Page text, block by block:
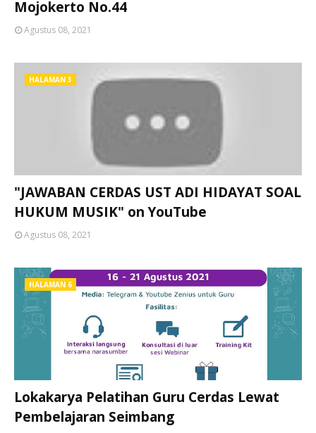
Mojokerto No.44
Agustus 08, 2021
HALAMAN 3
"JAWABAN CERDAS UST ADI HIDAYAT SOAL
HUKUM MUSIK" on YouTube
Agustus 08, 2021
HALAMAN 6
Lokakarya Pelatihan Guru Cerdas Lewat
Pembelajaran Seimbang